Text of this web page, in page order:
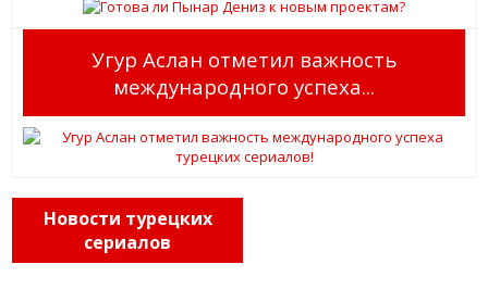
Угур Аслан отметил важность
международного успеха...
Новости турецких
сериалов